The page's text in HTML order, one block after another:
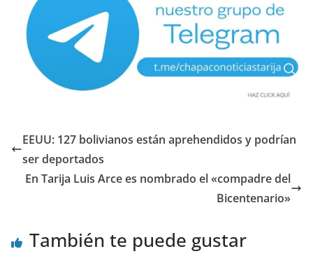
EEUU: 127 bolivianos están aprehendidos y podrían
ser deportados
En Tarija Luis Arce es nombrado el «compadre del
Bicentenario»
También te puede gustar